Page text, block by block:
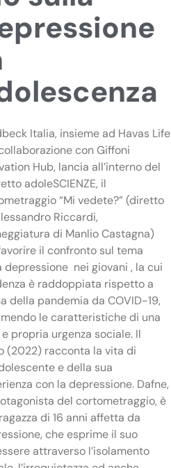
Italia, insieme ad Havas Life
con Giffoni
Hub, lancia all’interno del
adoleSCIENZE, il
“Mi vedete?” (diretto
Riccardi,
di Manlio Castagna)
il confronto sul tema
depressione nei giovani , la cui
è raddoppiata rispetto a
della pandemia da COVID-19,
le caratteristiche di una
propria urgenza sociale. Il
(2022) racconta la vita di
e della sua
con la depressione. Dafne,
del cortometraggio, è
di 16 anni affetta da
che esprime il suo
attraverso l’isolamento